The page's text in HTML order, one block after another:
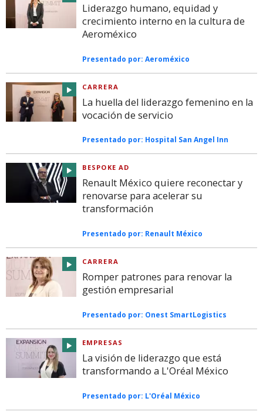
Liderazgo humano, equidad y
crecimiento interno en la cultura de
Aeroméxico
Presentado por: Aeroméxico
CARRERA
La huella del liderazgo femenino en la
vocación de servicio
Presentado por: Hospital San Angel Inn
BESPOKE AD
Renault México quiere reconectar y
renovarse para acelerar su
transformación
Presentado por: Renault México
CARRERA
Romper patrones para renovar la
gestión empresarial
Presentado por: Onest SmartLogistics
EMPRESAS
La visión de liderazgo que está
transformando a L'Oréal México
Presentado por: L'Oréal México